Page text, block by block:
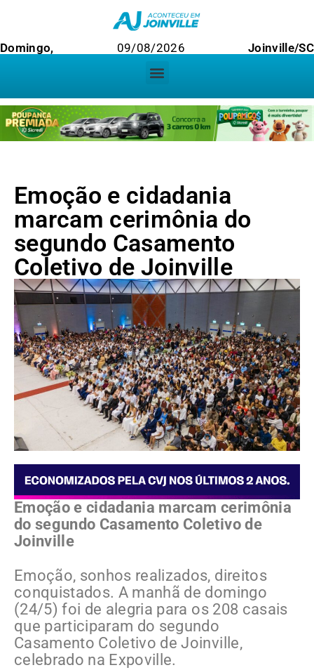
Domingo, 09/08/2026 Joinville/SC
Emoção e cidadania
marcam cerimônia do
segundo Casamento
Coletivo de Joinville
Emoção e cidadania marcam cerimônia
do segundo Casamento Coletivo de
Joinville
Emoção, sonhos realizados, direitos
conquistados. A manhã de domingo
(24/5) foi de alegria para os 208 casais
que participaram do segundo
Casamento Coletivo de Joinville,
celebrado na Expoville.